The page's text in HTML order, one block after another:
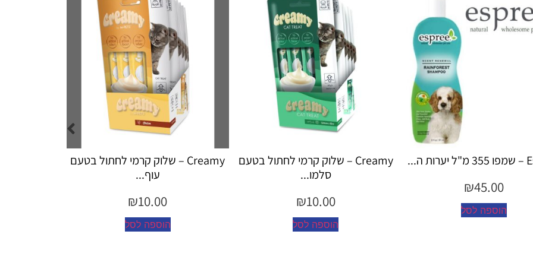
Creamy – שלוק קרמי לחתול בטעם
₪10.00
Creamy – שלוק קרמי לחתול בטעם
עוף...
₪10.00
הוספה לסל
Creamy – שלוק קרמי לחתול לטיפול
כד...
₪10.00
הוספה לסל